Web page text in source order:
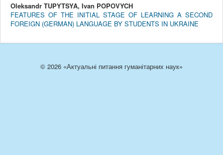
Oleksandr TUPYTSYA, Ivan POPOVYCH
FEATURES OF THE INITIAL STAGE OF LEARNING A SECOND
FOREIGN (GERMAN) LANGUAGE BY STUDENTS IN UKRAINE
© 2026 «Актуальні питання гуманітарних наук»